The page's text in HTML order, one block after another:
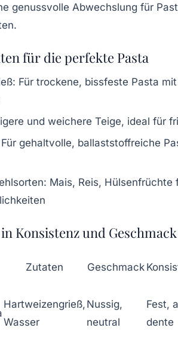
genussvolle Abwechslung für
für die perfekte Pasta
: Für trockene, bissfeste Pasta
und weichere Teige, ideal für
gehaltvolle, ballaststoffreiche
: Mais, Reis,
Konsistenz und Geschmack
Zutaten Geschmack
Hartweizengrieß,
Wasser
Nussig,
neutral
Fest,
dente